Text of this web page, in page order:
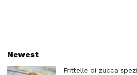
Newest
Frittelle di zucca